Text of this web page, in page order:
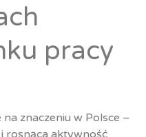
pracy
znaczeniu w Polsce –